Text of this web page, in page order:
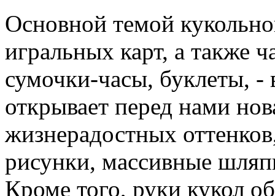
Основной темой
игральных карт, а также
сумочки-часы, буклеты, -
открывает перед нами
жизнерадостных
рисунки, массивные
Кроме того, руки кукол